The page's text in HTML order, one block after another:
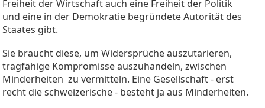
Freiheit der Wirtschaft auch eine Freiheit der Politik
und eine in der Demokratie begründete Autorität des
Staates gibt.
Sie braucht diese, um Widersprüche auszutarieren,
tragfähige Kompromisse auszuhandeln, zwischen
Minderheiten zu vermitteln. Eine Gesellschaft - erst
recht die schweizerische - besteht ja aus Minderheiten.